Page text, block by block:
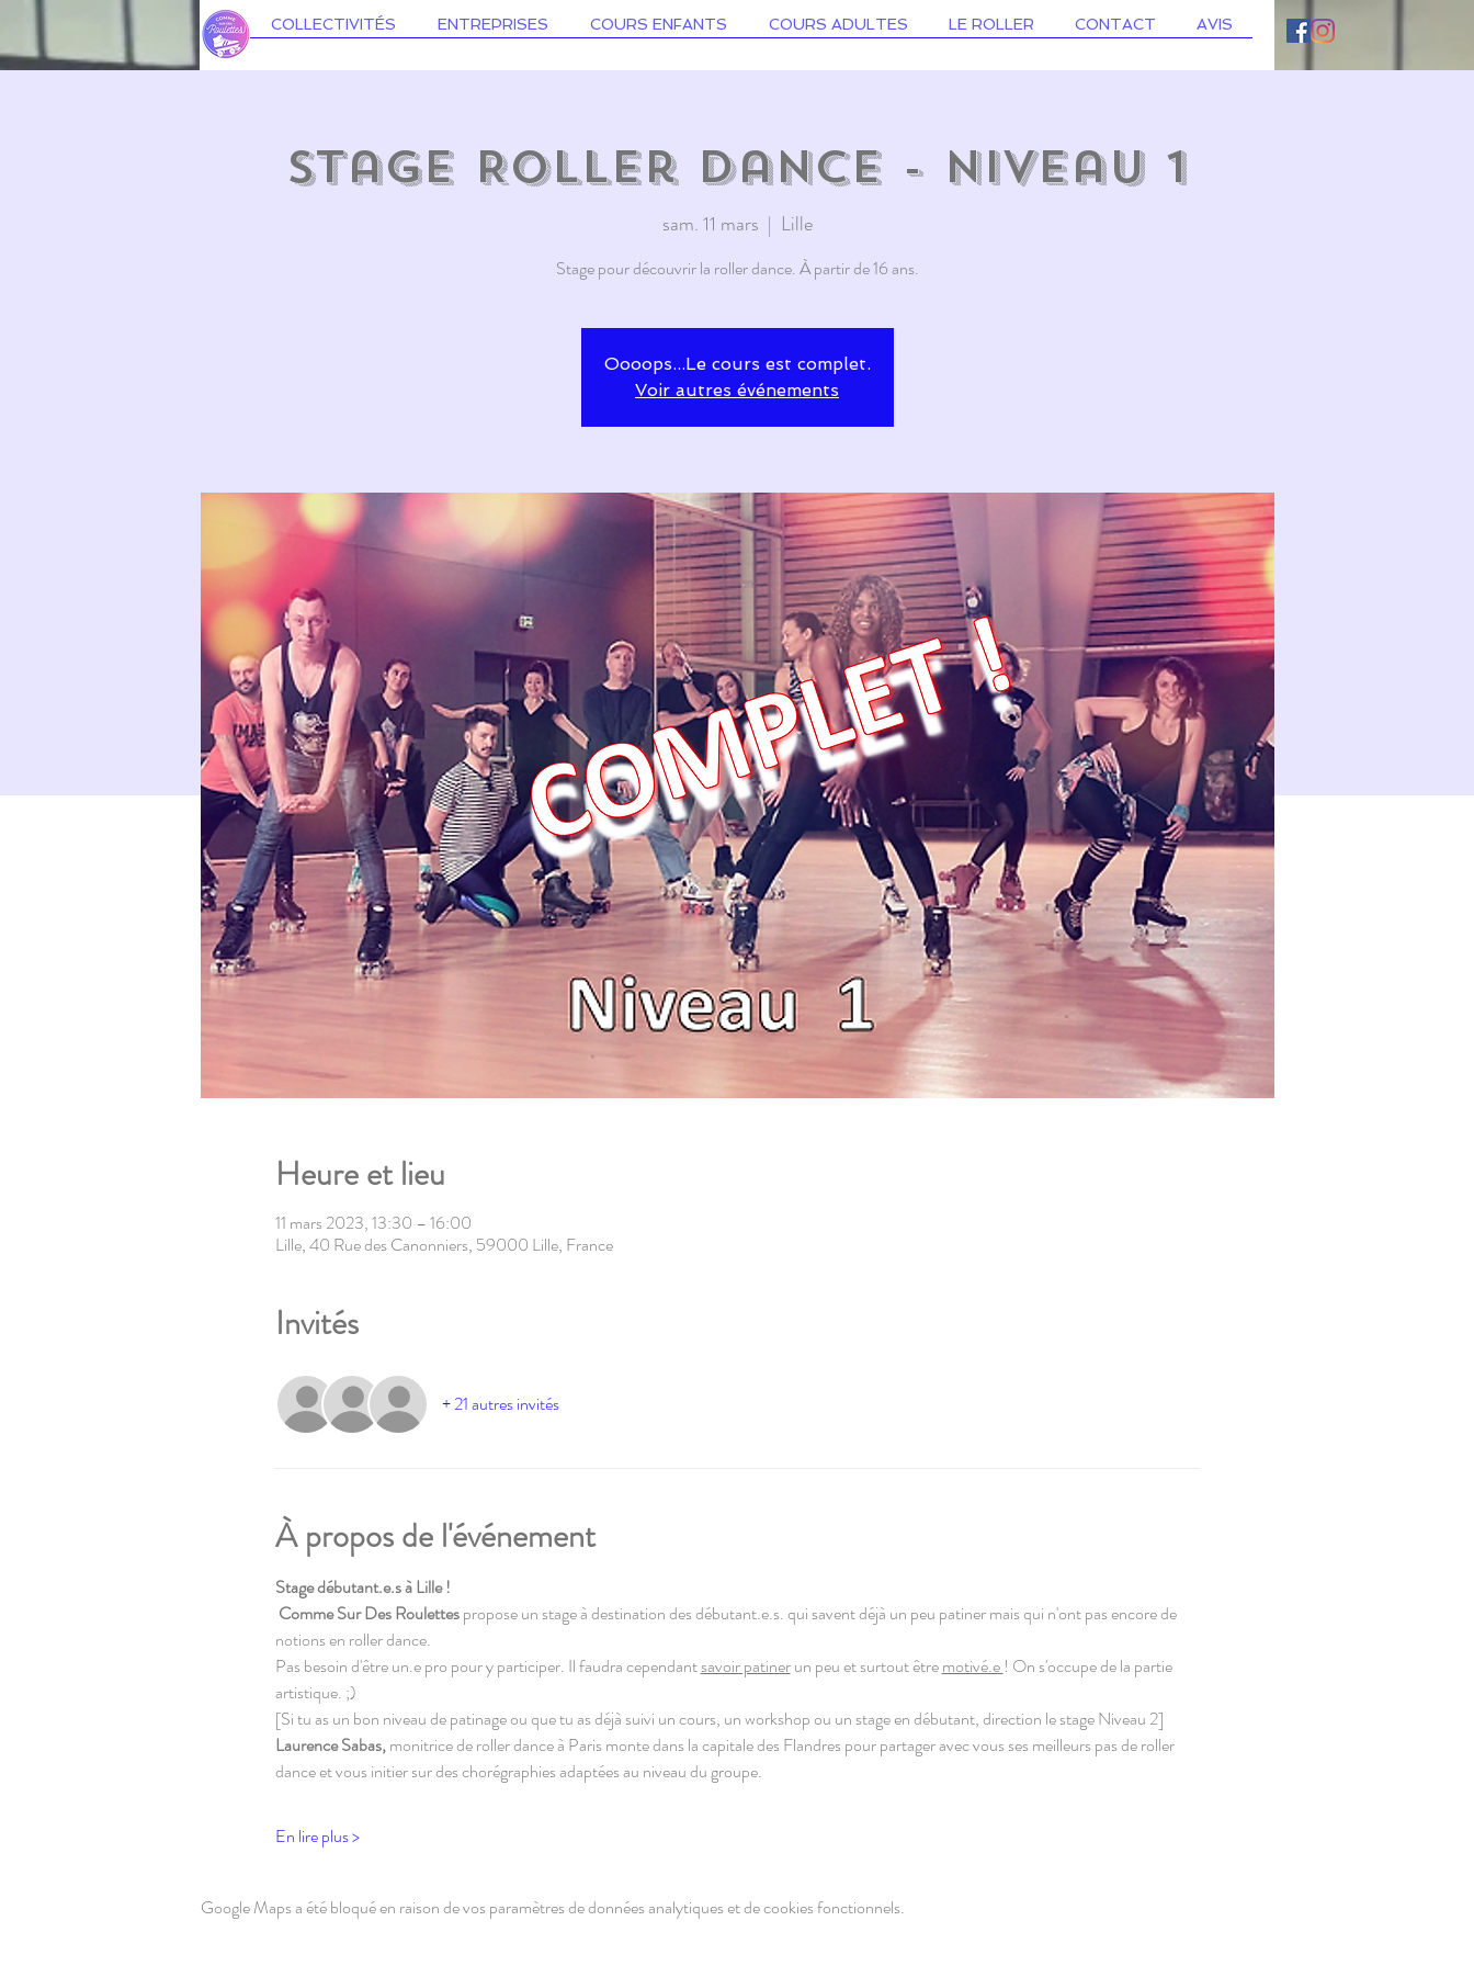
COLLECTIVITÉS ENTREPRISES COURS ENFANTS COURS ADULTES LE ROLLER CONTACT AVIS
Stage Roller Dance - Niveau 1
sam. 11 mars
  |
Lille
Stage pour découvrir la roller dance. À partir de 16 ans.
Oooops...Le cours est complet.
Voir autres événements
Heure et lieu
11 mars 2023, 13:30 – 16:00
Lille, 40 Rue des Canonniers, 59000 Lille, France
Invités
+ 21 autres invités
À propos de l'événement
Stage débutant.e.s à Lille !
Comme Sur Des Roulettes propose un stage à destination des débutant.e.s. qui savent déjà un peu patiner mais qui n'ont pas encore de
notions en roller dance.
Pas besoin d'être un.e pro pour y participer. Il faudra cependant savoir patiner un peu et surtout être motivé.e ! On s'occupe de la partie
artistique. ;)
[Si tu as un bon niveau de patinage ou que tu as déjà suivi un cours, un workshop ou un stage en débutant, direction le stage Niveau 2]
Laurence Sabas, monitrice de roller dance à Paris monte dans la capitale des Flandres pour partager avec vous ses meilleurs pas de roller
dance et vous initier sur des chorégraphies adaptées au niveau du groupe.
En lire plus >
Google Maps a été bloqué en raison de vos paramètres de données analytiques et de cookies fonctionnels.